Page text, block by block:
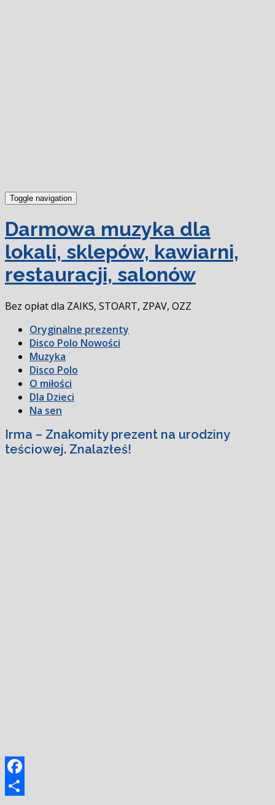
Toggle navigation
Darmowa muzyka dla
lokali, sklepów, kawiarni,
restauracji, salonów
Bez opłat dla ZAIKS, STOART, ZPAV, OZZ
Oryginalne prezenty
Disco Polo Nowości
Muzyka
Disco Polo
O miłości
Dla Dzieci
Na sen
Irma – Znakomity prezent na urodziny
teściowej. Znalazłeś!
Facebook